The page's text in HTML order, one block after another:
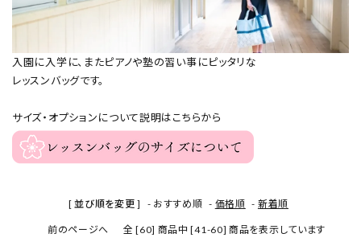
入園に入学に、またピアノや塾の習い事にピッタリな
レッスンバッグです。
サイズ・オプションについて説明はこちらから
[ 並び順を変更 ] - おすすめ順 - 価格順 - 新着順
前のページへ 全 [60] 商品中 [41-60] 商品を表示しています